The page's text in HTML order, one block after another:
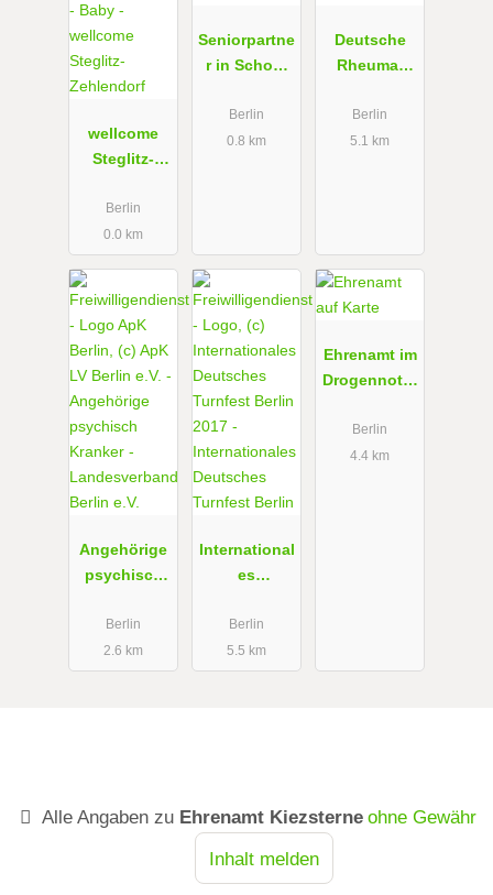
wellcome
Steglitz-
Berlin
0.0 km
Seniorpartne
r in School
and Berlin
e.V.
Berlin
0.8 km
Deutsche
Rheuma-
e.V.
Berlin
5.1 km
Angehörige
psychisch
Landesverb
and Berlin
e.V.
Berlin
2.6 km
International
es
Turnfest
Berlin
Berlin
5.5 km
Ehrenamt im
Drogennotdi
Berlin
4.4 km
Alle Angaben zu Ehrenamt Kiezsterne ohne Gewähr
Inhalt melden